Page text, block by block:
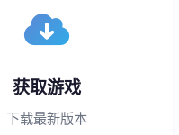
获取游戏
下载最新版本